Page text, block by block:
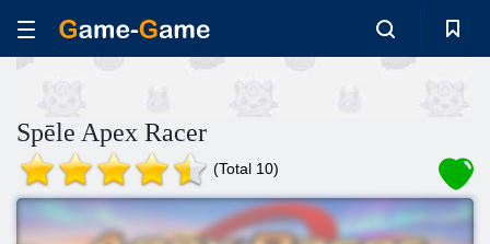
Spēle Apex Racer
(Total 10)